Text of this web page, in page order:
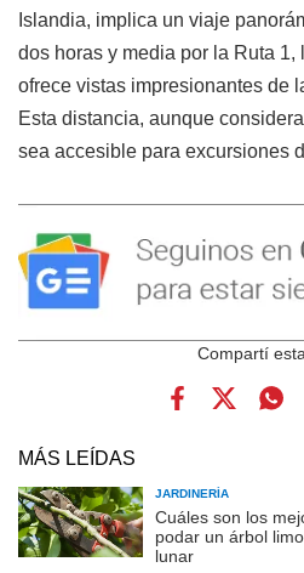
Islandia, implica un viaje
dos horas y media por la Ruta
ofrece vistas impresionantes de
Esta distancia, aunque
sea accesible para excursiones
MÁS LEÍDAS
JARDINERÍA
Cuáles son los
podar un árbol
lunar